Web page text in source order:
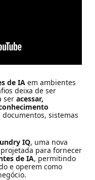
de IAem ambientes
deixa de ser
ser acessar,
sistemas
IQ, uma nova
para fornecer
de IA, permitindo
e operem como